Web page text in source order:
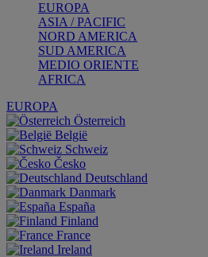
EUROPA
ASIA / PACIFIC
NORD AMERICA
SUD AMERICA
MEDIO ORIENTE
AFRICA
EUROPA
Österreich
België
Schweiz
Česko
Deutschland
Danmark
España
Finland
France
Ireland